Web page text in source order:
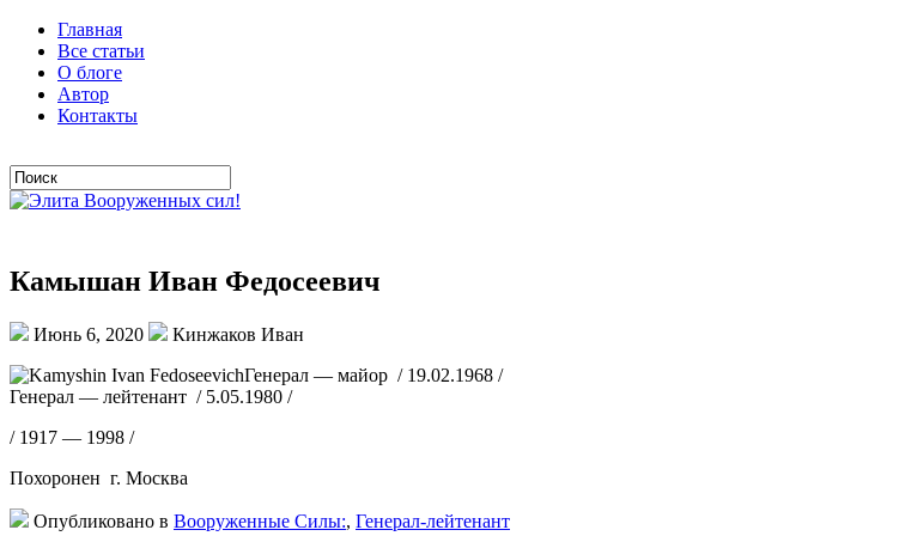
Главная
Все статьи
О блоге
Автор
Контакты
Камышан Иван Федосеевич
Июнь 6, 2020
Кинжаков Иван
Генерал — майор / 19.02.1968 /
Генерал — лейтенант / 5.05.1980 /
/ 1917 — 1998 /
Похоронен г. Москва
Опубликовано в Вооруженные Силы:, Генерал-лейтенант